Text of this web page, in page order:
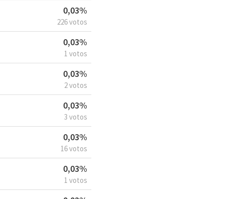
0,03%
226 votos
0,03%
1 votos
0,03%
2 votos
0,03%
3 votos
0,03%
16 votos
0,03%
1 votos